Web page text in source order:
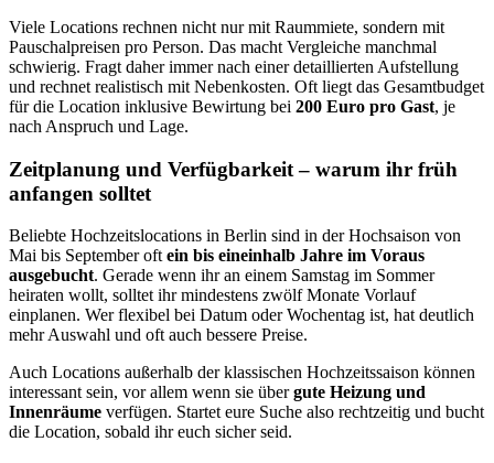
Viele Locations rechnen nicht nur mit Raummiete, sondern mit
Pauschalpreisen pro Person. Das macht Vergleiche manchmal
schwierig. Fragt daher immer nach einer detaillierten Aufstellung
und rechnet realistisch mit Nebenkosten. Oft liegt das Gesamtbudget
für die Location inklusive Bewirtung bei 200 Euro pro Gast, je
nach Anspruch und Lage.
Zeitplanung und Verfügbarkeit – warum ihr früh
anfangen solltet
Beliebte Hochzeitslocations in Berlin sind in der Hochsaison von
Mai bis September oft ein bis eineinhalb Jahre im Voraus
ausgebucht. Gerade wenn ihr an einem Samstag im Sommer
heiraten wollt, solltet ihr mindestens zwölf Monate Vorlauf
einplanen. Wer flexibel bei Datum oder Wochentag ist, hat deutlich
mehr Auswahl und oft auch bessere Preise.
Auch Locations außerhalb der klassischen Hochzeitssaison können
interessant sein, vor allem wenn sie übergute Heizung und
Innenräume verfügen. Startet eure Suche also rechtzeitig und bucht
die Location, sobald ihr euch sicher seid.